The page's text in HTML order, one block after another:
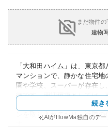
まだ物件の
建物
「大和田ハイム」は、東京
マンションで、静かな住宅
園や学校、スーパーが存在
徴です。周辺環境としては
て住みやすい環境が整って
ンを取り入れており、近隣の
続き
AIがHowMa独自のデ